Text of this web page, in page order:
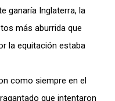
ganaría Inglaterra, la
más aburrida que
la equitación estaba
como siempre en el
que intentaron